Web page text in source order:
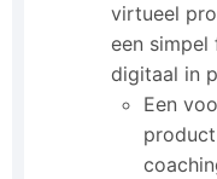
virtueel
een
digitaal in
Een